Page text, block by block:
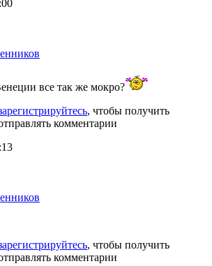
все так же мокро?
, чтобы получить
комментарии
, чтобы получить
комментарии